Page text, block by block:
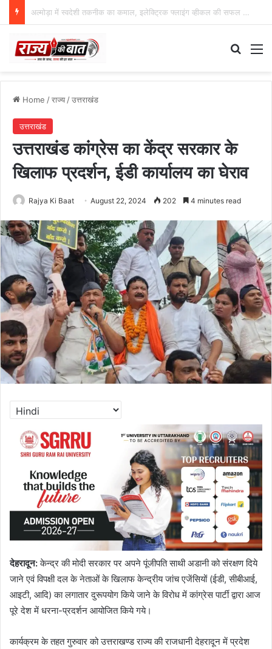
48 वर्षीय क्षेत्र पंचायत सदस्य का खीरगंगा किनारे शव मिला
Home /राज्य/उत्तराखंड
उत्तराखंड
उत्तराखंड कांग्रेस का केंद्र सरकार के
खिलाफ प्रदर्शन, ईडी कार्यालय का घेराव
Rajya Ki Baat August 22, 2024 202 4 minutes read
देहरादून:केन्द्र की मोदी सरकार पर अपने पूंजीपति साथी अडानी को संरक्षण दिये
जाने एवं विपक्षी दल के नेताओं के खिलाफ केन्द्रीय जांच एजेंसियों (ईडी, सीबीआई,
आइटी, आदि) का लगातार दुरूपयोग किये जाने के विरोध में कांग्रेस पार्टी द्वारा आज
पूरे देश में धरना-प्रदर्शन आयोजित किये गये।
कार्यक्रम के तहत गुरुवार को उत्तराखण्ड राज्य की राजधानी देहरादून में प्रदेश